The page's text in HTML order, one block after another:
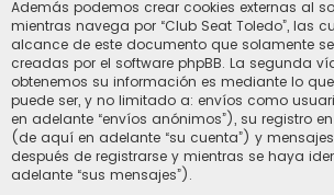
Además podemos crear cookies externas al
mientras navega por “Club Seat Toledo”, las
alcance de este documento que solamente
creadas por el software phpBB. La segunda
obtenemos su información es mediante lo
puede ser, y no limitado a: envíos como
en adelante “envíos anónimos”), su registro en
(de aquí en adelante “su cuenta”) y
después de registrarse y mientras se haya
adelante “sus mensajes”).